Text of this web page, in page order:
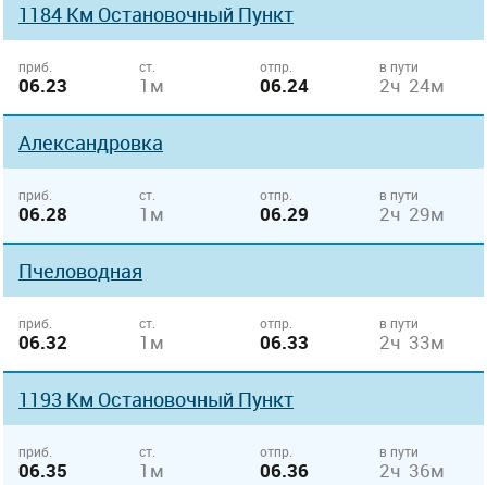
1184 Км Остановочный Пункт
приб.
06.23
ст.
1м
отпр.
06.24
в пути
2ч 24м
Александровка
приб.
06.28
ст.
1м
отпр.
06.29
в пути
2ч 29м
Пчеловодная
приб.
06.32
ст.
1м
отпр.
06.33
в пути
2ч 33м
1193 Км Остановочный Пункт
приб.
06.35
ст.
1м
отпр.
06.36
в пути
2ч 36м